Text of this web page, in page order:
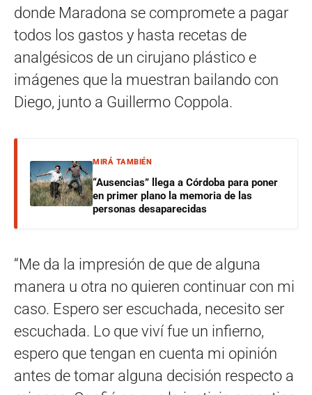
donde Maradona se compromete a pagar
todos los gastos y hasta recetas de
analgésicos de un cirujano plástico e
imágenes que la muestran bailando con
Diego, junto a Guillermo Coppola.
MIRÁ TAMBIÉN
“Ausencias” llega a Córdoba para poner
en primer plano la memoria de las
personas desaparecidas
“Me da la impresión de que de alguna
manera u otra no quieren continuar con mi
caso. Espero ser escuchada, necesito ser
escuchada. Lo que viví fue un infierno,
espero que tengan en cuenta mi opinión
antes de tomar alguna decisión respecto a